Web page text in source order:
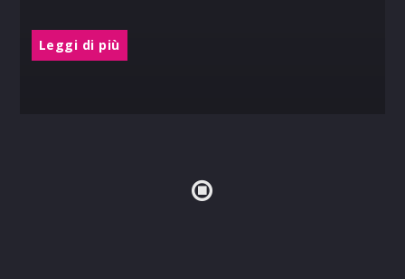
Leggi di più